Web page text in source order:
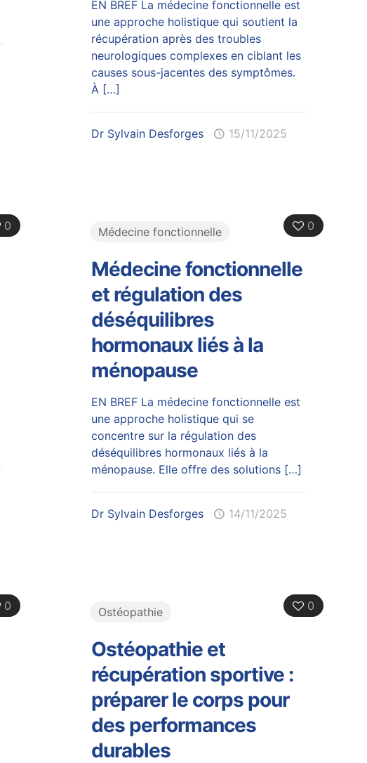
EN BREF La médecine fonctionnelle est
une approche holistique qui soutient la
récupération après des troubles
neurologiques complexes en ciblant les
causes sous-jacentes des symptômes.
À […]
Dr Sylvain Desforges 15/11/2025
0 0
Médecine fonctionnelle
Médecine fonctionnelle
et régulation des
déséquilibres
hormonaux liés à la
ménopause
EN BREF La médecine fonctionnelle est
une approche holistique qui se
concentre sur la régulation des
déséquilibres hormonaux liés à la
ménopause. Elle offre des solutions[…]
Dr Sylvain Desforges 14/11/2025
0 0
Ostéopathie
Ostéopathie et
récupération sportive :
préparer le corps pour
des performances
durables